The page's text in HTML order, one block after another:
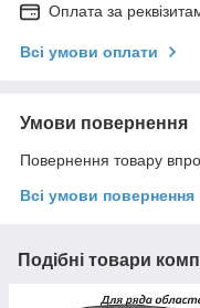
Оплата за
Всі умови оплати
Умови повернення
Повернення товару
Всі умови повернення
Подібні товари